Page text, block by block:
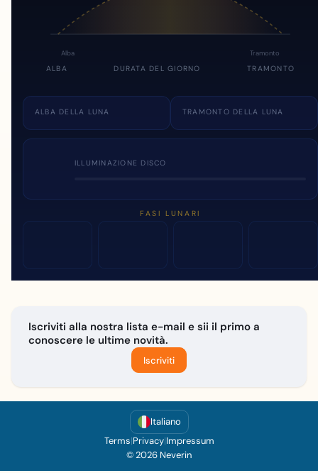
Alba Tramonto
ALBA DURATA DEL GIORNO TRAMONTO
ALBA DELLA LUNA TRAMONTO DELLA LUNA
ILLUMINAZIONE DISCO
FASI LUNARI
Iscriviti alla nostra lista e-mail e sii il primo a
conoscere le ultime novità.
Iscriviti
Italiano
Terms|Privacy|Impressum
© 2026 Neverin